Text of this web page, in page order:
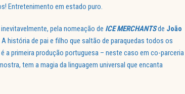
Entretenimento em estado puro.
pela nomeação de ICE MERCHANTSde João
história de pai e filho que saltão de paraquedas todos os
a primeira produção portuguesa – neste caso em co-parceria
tem a magia da linguagem universal que encanta